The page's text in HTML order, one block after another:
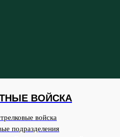
ВОЙСКА
войска
подразделения